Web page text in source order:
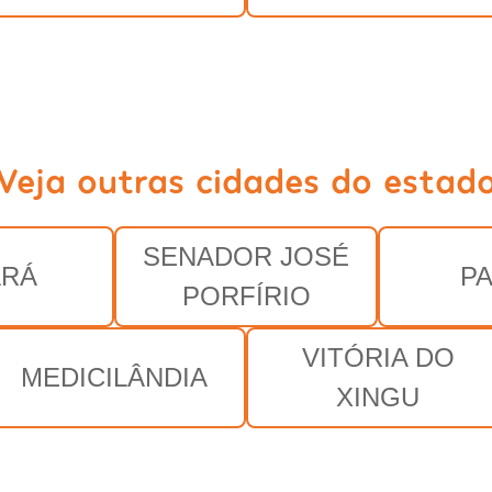
outras cidades do
SENADOR JOSÉ
PORFÍRIO
MEDICILÂNDIA
VITÓRIA DO
XINGU